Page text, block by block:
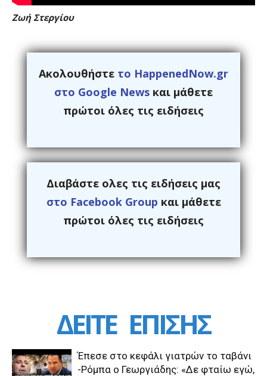
Ζωή Στεργίου
Ακολουθήστε το HappenedNow.gr
στο Google News και μάθετε
πρώτοι όλες τις ειδήσεις
Διαβάστε ολες τις ειδήσεις μας
στο Facebook Group και μάθετε
πρώτοι όλες τις ειδήσεις
ΔΕΙΤΕ ΕΠΙΣΗΣ
Έπεσε στο κεφάλι γιατρών το ταβάνι
-Ρόμπα ο Γεωργιάδης: «Δε φταίω εγώ,